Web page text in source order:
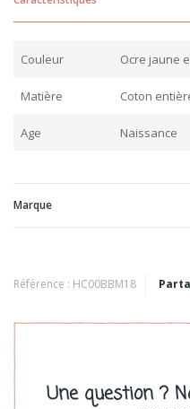
Couleur Ocre jaune
Matière Coton
Age Naissance
Marque
Référence : HC00BBM18
Une question ?